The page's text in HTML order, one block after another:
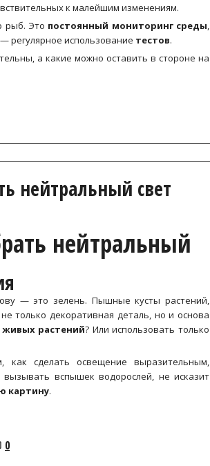
к малейшим изменениям.
рыб. Это постоянный мониторинг среды,
регулярное использование тестов.
а какие можно оставить в стороне на
нейтральный свет
нейтральный
— это зелень. Пышные кусты растений,
только декоративная деталь, но и основа
живых растений? Или использовать только
как сделать освещение выразительным,
вспышек водорослей, не исказит
картину.
0